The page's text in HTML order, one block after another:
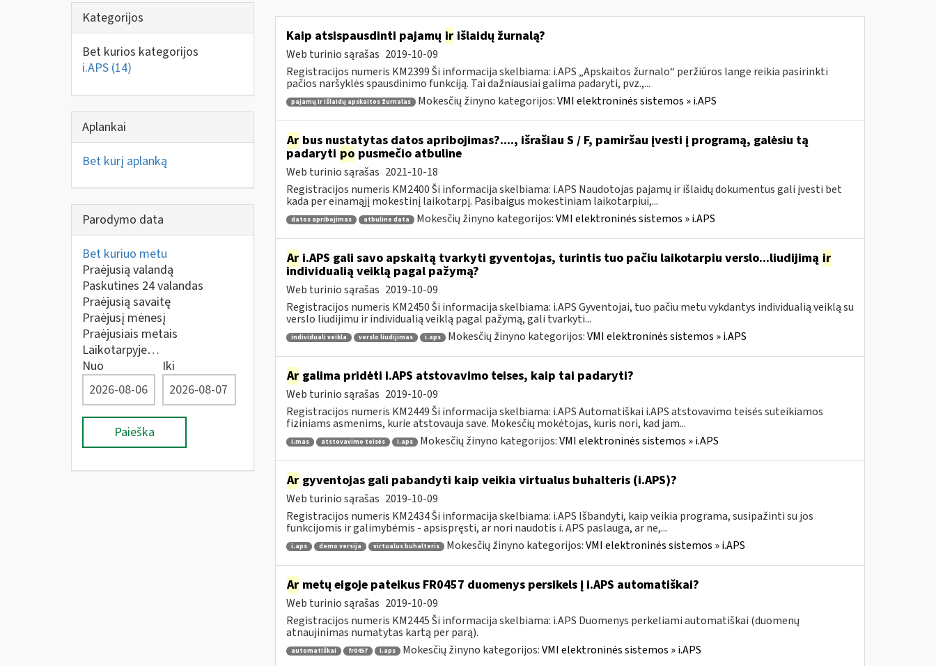
Kategorijos
Bet kurios kategorijos
i.APS (14)
Aplankai
Bet kurį aplanką
Parodymo data
Bet kuriuo metu
Praėjusią valandą
Paskutines 24 valandas
Praėjusią savaitę
Praėjusį mėnesį
Praėjusiais metais
Laikotarpyje…
Nuo
Iki
Paieška
Kaip atsispausdinti pajamų irišlaidų žurnalą?
Web turinio sąrašas 2019-10-09
Registracijos numeris KM2399 Ši informacija skelbiama: i.APS „Apskaitos žurnalo“ peržiūros lange reikia pasirinkti
pačios naršyklės spausdinimo funkciją. Tai dažniausiai galima padaryti, pvz.,...
pajamų ir išlaidų apskaitos žurnalas Mokesčių žinyno kategorijos:VMI elektroninės sistemos » i.APS
Arbus nustatytas datos apribojimas?...., išrašiau S / F, pamiršau įvesti į programą, galėsiu tą
padaryti po pusmečio atbuline
Web turinio sąrašas 2021-10-18
Registracijos numeris KM2400 Ši informacija skelbiama: i.APS Naudotojas pajamų ir išlaidų dokumentus gali įvesti bet
kada per einamąjį mokestinį laikotarpį. Pasibaigus mokestiniam laikotarpiui,...
datos apribojimas atbuline data Mokesčių žinyno kategorijos:VMI elektroninės sistemos » i.APS
Ari.APS gali savo apskaitą tvarkyti gyventojas, turintis tuo pačiu laikotarpiu verslo...liudijimą ir
individualią veiklą pagal pažymą?
Web turinio sąrašas 2019-10-09
Registracijos numeris KM2450 Ši informacija skelbiama: i.APS Gyventojai, tuo pačiu metu vykdantys individualią veiklą su
verslo liudijimu ir individualią veiklą pagal pažymą, gali tvarkyti...
individuali veikla verslo liudijimas i.aps Mokesčių žinyno kategorijos:VMI elektroninės sistemos » i.APS
Argalima pridėti i.APS atstovavimo teises, kaip tai padaryti?
Web turinio sąrašas 2019-10-09
Registracijos numeris KM2449 Ši informacija skelbiama: i.APS Automatiškai i.APS atstovavimo teisės suteikiamos
fiziniams asmenims, kurie atstovauja save. Mokesčių mokėtojas, kuris nori, kad jam...
i.mas atstovavimo teisės i.aps Mokesčių žinyno kategorijos:VMI elektroninės sistemos » i.APS
Argyventojas gali pabandyti kaip veikia virtualus buhalteris (i.APS)?
Web turinio sąrašas 2019-10-09
Registracijos numeris KM2434 Ši informacija skelbiama: i.APS Išbandyti, kaip veikia programa, susipažinti su jos
funkcijomis ir galimybėmis - apsispręsti, ar nori naudotis i. APS paslauga, ar ne,...
i.aps demo versija virtualus buhalteris Mokesčių žinyno kategorijos:VMI elektroninės sistemos » i.APS
Armetų eigoje pateikus FR0457 duomenys persikels į i.APS automatiškai?
Web turinio sąrašas 2019-10-09
Registracijos numeris KM2445 Ši informacija skelbiama: i.APS Duomenys perkeliami automatiškai (duomenų
atnaujinimas numatytas kartą per parą).
automatiškai fr0457 i.aps Mokesčių žinyno kategorijos:VMI elektroninės sistemos » i.APS